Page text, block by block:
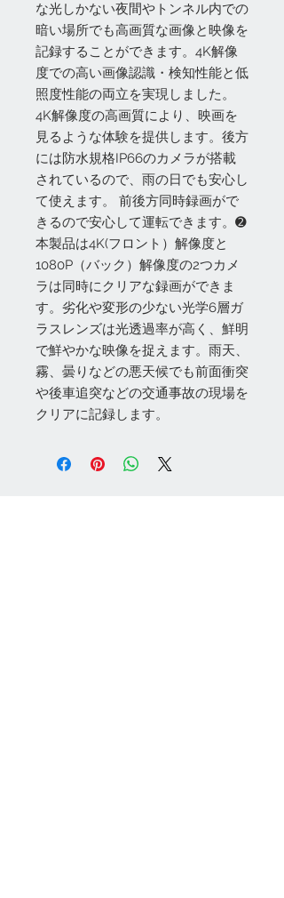
な光しかない夜間やトンネル内での
暗い場所でも高画質な画像と映像を
記録することができます。4K解像
度での高い画像認識・検知性能と低
照度性能の両立を実現しました。
4K解像度の高画質により、映画を
見るような体験を提供します。後方
には防水規格IP66のカメラが搭載
されているので、雨の日でも安心し
て使えます。 前後方同時録画がで
きるので安心して運転できます。➋
本製品は4K(フロント）解像度と
1080P（バック）解像度の2つカメ
ラは同時にクリアな録画ができま
す。劣化や変形の少ない光学6層ガ
ラスレンズは光透過率が高く、鮮明
で鮮やかな映像を捉えます。雨天、
霧、曇りなどの悪天候でも前面衝突
や後車追突などの交通事故の現場を
クリアに記録します。